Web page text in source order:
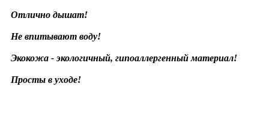
Отлично дышат!
Не впитывают воду!
Экокожа - экологичный, гипоаллергенный материал!
Просты в уходе!